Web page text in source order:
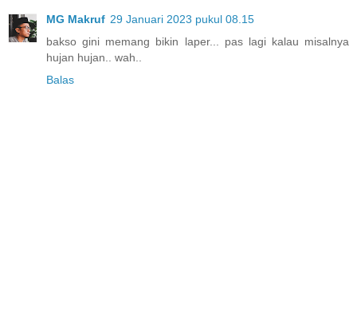
MG Makruf 29 Januari 2023 pukul 08.15
bakso gini memang bikin laper... pas lagi kalau misalnya
hujan hujan.. wah..
Balas